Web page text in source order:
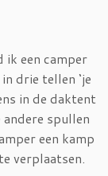
ik een camper
drie tellen ‘je
in de daktent
andere spullen
een kamp
verplaatsen.